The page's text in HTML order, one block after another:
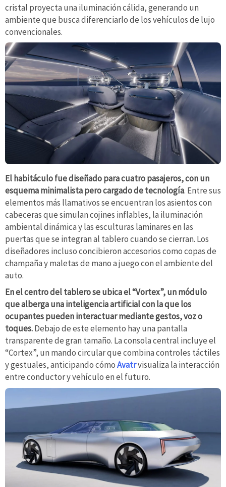
cristal proyecta una iluminación cálida, generando un
ambiente que busca diferenciarlo de los vehículos de lujo
convencionales.
El habitáculo fue diseñado para cuatro pasajeros, con un
esquema minimalista pero cargado de tecnología. Entre sus
elementos más llamativos se encuentran los asientos con
cabeceras que simulan cojines inflables, la iluminación
ambiental dinámica y las esculturas laminares en las
puertas que se integran al tablero cuando se cierran. Los
diseñadores incluso concibieron accesorios como copas de
champaña y maletas de mano a juego con el ambiente del
auto.
En el centro del tablero se ubica el “Vortex”, un módulo
que alberga una inteligencia artificial con la que los
ocupantes pueden interactuar mediante gestos, voz o
toques.Debajo de este elemento hay una pantalla
transparente de gran tamaño. La consola central incluye el
“Cortex”, un mando circular que combina controles táctiles
y gestuales, anticipando cómoAvatrvisualiza la interacción
entre conductor y vehículo en el futuro.